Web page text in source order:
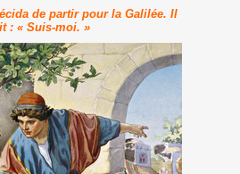
de partir pour la Galilée. Il
: « Suis-moi. »